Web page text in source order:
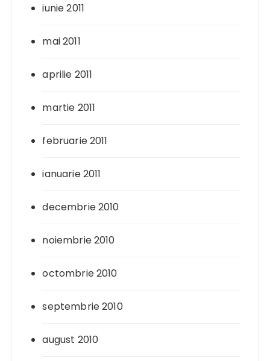
iunie 2011
mai 2011
aprilie 2011
martie 2011
februarie 2011
ianuarie 2011
decembrie 2010
noiembrie 2010
octombrie 2010
septembrie 2010
august 2010